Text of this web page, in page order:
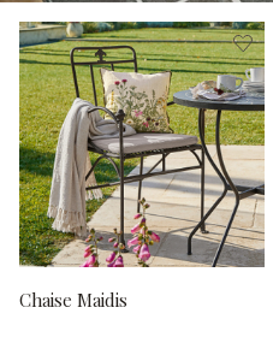
Chaise Maidis